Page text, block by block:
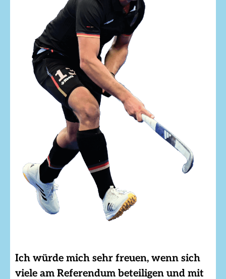
Ich würde mich sehr freuen, wenn sich
viele am Referendum beteiligen und mit